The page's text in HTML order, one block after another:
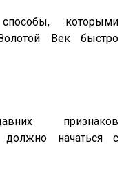
которыми
Век быстро
признаков
должно начаться с